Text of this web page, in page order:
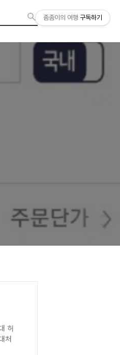
허
처
좀좀이의 여행 구독하기